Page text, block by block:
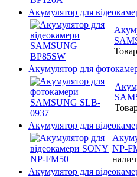
Акумулятор для
Акумулятор для
Акумулятор для
NP-
Акумулятор для